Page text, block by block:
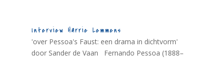
Interview Harrie Lemmens
'over Pessoa's Faust: een drama in dichtvorm'
door Sander de Vaan Fernando Pessoa (1888–